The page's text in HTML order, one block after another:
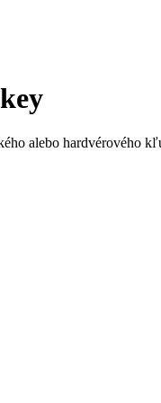
alebo hardvérového